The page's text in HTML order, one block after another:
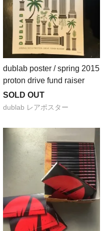
dublab poster / spring 2015
proton drive fund raiser
SOLD OUT
dublab レアポスター